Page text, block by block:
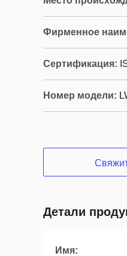
Фирменное
Сертификация:
Номер модели:
Детали
Имя: